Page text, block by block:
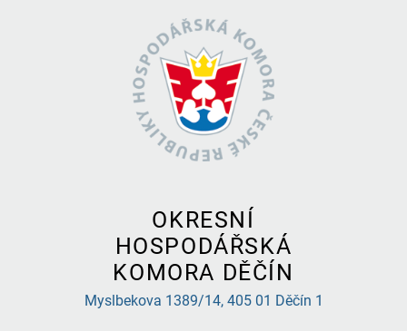
OKRESNÍ
HOSPODÁŘSKÁ
KOMORA DĚČÍN
Myslbekova 1389/14, 405 01 Děčín 1